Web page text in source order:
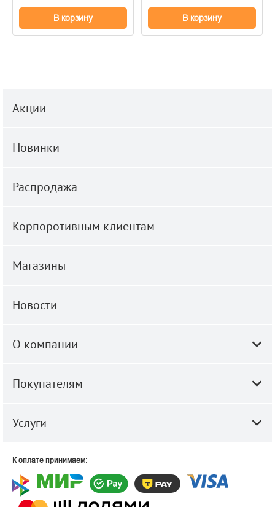
В корзину В корзину
Акции
Новинки
Распродажа
Корпоротивным клиентам
Магазины
Новости
О компании
Покупателям
Услуги
К оплате принимаем: